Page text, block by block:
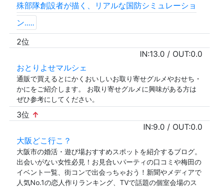
殊部隊創設者が描く、リアルな国防シミュレーショ
ン.....
2位
IN:13.0 / OUT:0.0
おとりよせマルシェ
通販で買えるとにかくおいしいお取り寄せグルメやおせち・
かにをご紹介します。 お取り寄せグルメに興味がある方は
ぜひ参考にしてください。
3位 ↑
IN:9.0 / OUT:0.0
大阪どこ行こ？
大阪市の婚活・遊び場おすすめスポットを紹介するブログ。
出会いがない女性必見！お見合いパーティの口コミや梅田の
イベント一覧、街コンで出会っちゃおう！新聞やメディアで
人気No.1の恋人作りランキング、TVで話題の個室会場のス